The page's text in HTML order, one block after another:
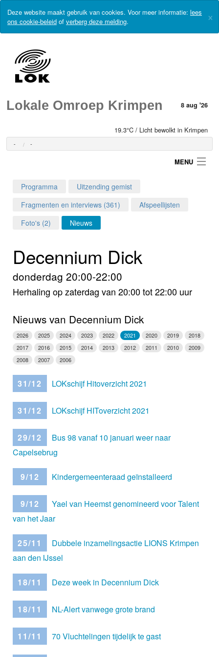
Deze website maakt gebruik van cookies. Voor meer informatie: lees
ons cookie-beleid of verberg deze melding. ×
Lokale Omroep Krimpen 8 aug '26
19.3°C / Licht bewolkt in Krimpen
- -
MENU
Home
Foto's
Video
Webcam
Info
Programma
Uitzending gemist
Fragmenten en interviews (361)
Afspeellijsten
Foto's (2)
Nieuws
Decennium Dick
donderdag 20:00-22:00
Herhaling op zaterdag van 20:00 tot 22:00 uur
Nieuws van Decennium Dick
2026 2025 2024 2023 2022 2021 2020 2019
2018
2017
2016 2015 2014 2013 2012 2011 2010
2009
2008
2007 2006
31/12 LOKschijf Hitoverzicht 2021
31/12 LOKschijf HIToverzicht 2021
29/12
Bus 98 vanaf 10 januari weer naar
Capelsebrug
9/12 Kindergemeenteraad geïnstalleerd
9/12
Yael van Heemst genomineerd voor Talent
van het Jaar
25/11
Dubbele inzamelingsactie LIONS Krimpen
aan den IJssel
18/11 Deze week in Decennium Dick
18/11 NL-Alert vanwege grote brand
11/11 70 Vluchtelingen tijdelijk te gast